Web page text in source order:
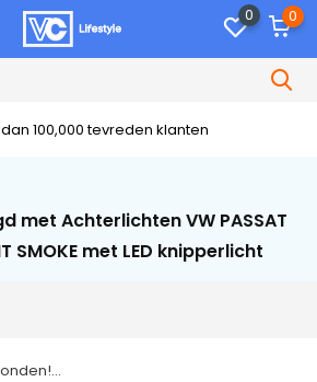
0 0
100,000 tevreden klanten
met Achterlichten VW PASSAT
SMOKE met LED knipperlicht